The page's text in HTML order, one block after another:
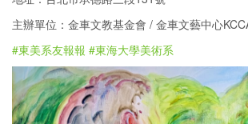
主辦單位：金車文教基金會 / 金車文藝中心
#東美系友報報 #東海大學美術系